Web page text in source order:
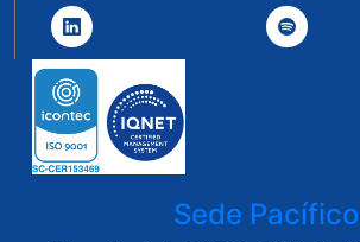
Sede Pacífico